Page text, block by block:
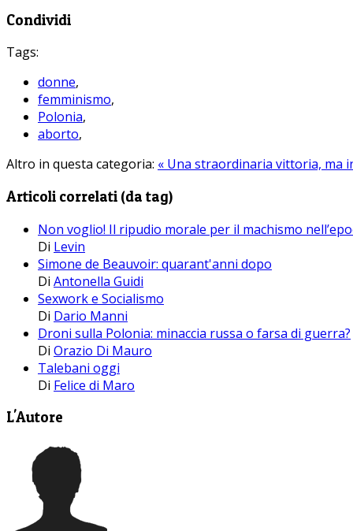
Condividi
Tags:
donne,
femminismo,
Polonia,
aborto,
Altro in questa categoria: « Una straordinaria vittoria, ma
Articoli correlati (da tag)
Non voglio! Il ripudio morale per il machismo
Di Levin
Simone de Beauvoir: quarant'anni dopo
Di Antonella Guidi
Sexwork e Socialismo
Di Dario Manni
Droni sulla Polonia: minaccia russa o farsa di guerra?
Di Orazio Di Mauro
Talebani oggi
Di Felice di Maro
L'Autore